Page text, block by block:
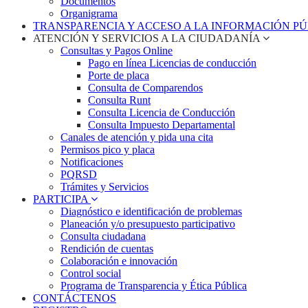
Organigrama
TRANSPARENCIA Y ACCESO A LA INFORMACIÓN
ATENCIÓN Y SERVICIOS A LA CIUDADANÍA
Consultas y Pagos Online
Pago en línea Licencias de conducción
Porte de placa
Consulta de Comparendos
Consulta Runt
Consulta Licencia de Conducción
Consulta Impuesto Departamental
Canales de atención y pida una cita
Permisos pico y placa
Notificaciones
PQRSD
Trámites y Servicios
PARTICIPA
Diagnóstico e identificación de problemas
Planeación y/o presupuesto participativo​
Consulta ciudadana
Rendición de cuentas
Colaboración e innovación
Control social
Programa de Transparencia y Ética Pública
CONTÁCTENOS